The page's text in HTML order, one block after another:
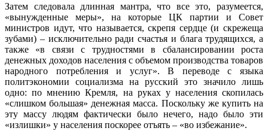
Затем следовала длинная мантра, что все это, разумеется,
«вынужденные меры», на которые ЦК партии и Совет
министров идут, что называется, скрепя сердце (и скрежеща
зубами) – исключительно ради счастья и блага трудящихся, а
также «в связи с трудностями в сбалансировании роста
денежных доходов населения с объемом производства товаров
народного потребления и услуг». В переводе с языка
политэкономии социализма на русский это значило лишь
одно: по мнению Кремля, на руках у населения скопилась
«слишком большая» денежная масса. Поскольку же купить на
эту массу людям фактически было нечего, надо было эти
«излишки» у населения поскорее отъять – «во избежание».